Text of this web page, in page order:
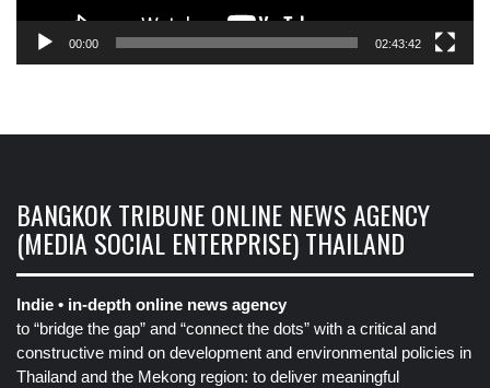
00:00 02:43:42
BANGKOK TRIBUNE ONLINE NEWS AGENCY
(MEDIA SOCIAL ENTERPRISE) THAILAND
Indie • in-depth online news agency
to “bridge the gap” and “connect the dots” with a critical and
constructive mind on development and environmental policies in
Thailand and the Mekong region: to deliver meaningful